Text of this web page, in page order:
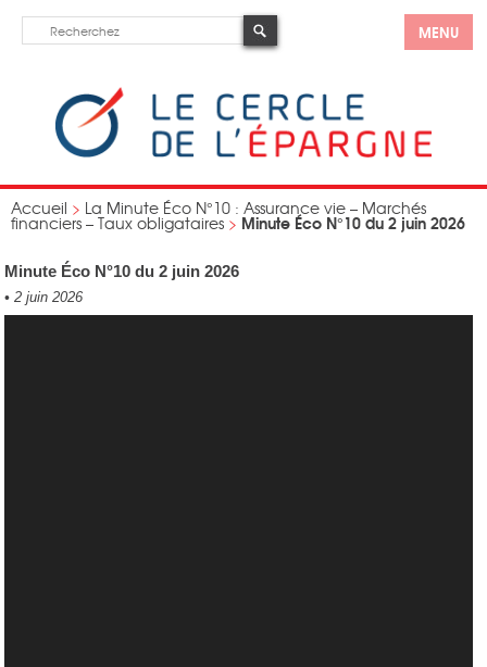
MENU
Accueil > La Minute Éco N°10 : Assurance vie – Marchés
financiers – Taux obligataires > Minute Éco N°10 du 2 juin 2026
Minute Éco N°10 du 2 juin 2026
• 2 juin 2026